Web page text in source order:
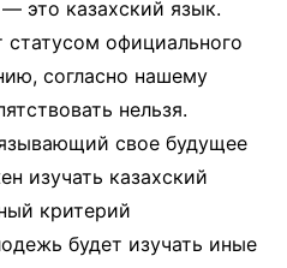
это казахский язык.
статусом официального
согласно нашему
нельзя.
свое будущее
изучать казахский
критерий
будет изучать иные